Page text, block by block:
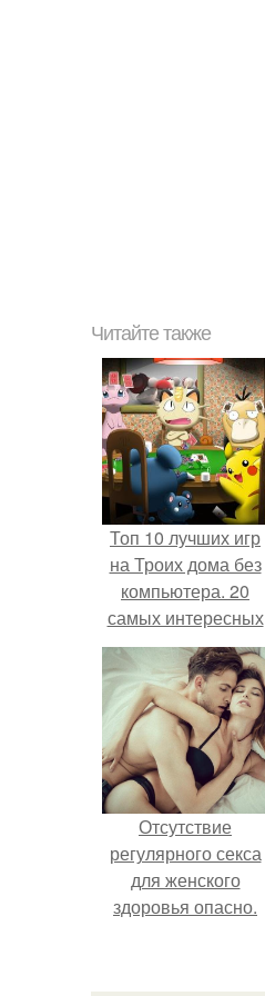
Читайте также
Топ 10 лучших игр
на Троих дома без
компьютера. 20
самых интересных
игр для компании
Отсутствие
регулярного секса
для женского
здоровья опасно.